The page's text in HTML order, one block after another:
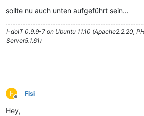
sollte nu auch unten aufgeführt sein…
I-doIT 0.9.9-7 on Ubuntu 11.10 (Apache2.2.20,
Server5.1.61)
F
Offline
Fisi
Hey,